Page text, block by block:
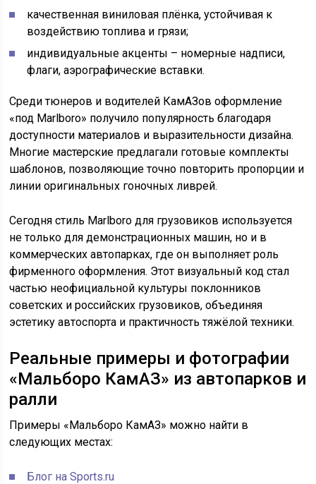
качественная виниловая плёнка, устойчивая к
воздействию топлива и грязи;
индивидуальные акценты – номерные надписи,
флаги, аэрографические вставки.
Среди тюнеров и водителей КамАЗов оформление
«под Marlboro» получило популярность благодаря
доступности материалов и выразительности дизайна.
Многие мастерские предлагали готовые комплекты
шаблонов, позволяющие точно повторить пропорции и
линии оригинальных гоночных ливрей.
Сегодня стиль Marlboro для грузовиков используется
не только для демонстрационных машин, но и в
коммерческих автопарках, где он выполняет роль
фирменного оформления. Этот визуальный код стал
частью неофициальной культуры поклонников
советских и российских грузовиков, объединяя
эстетику автоспорта и практичность тяжёлой техники.
Реальные примеры и фотографии
«Мальборо КамАЗ» из автопарков и
ралли
Примеры «Мальборо КамАЗ» можно найти в
следующих местах:
Блог на Sports.ru